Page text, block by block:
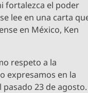
fortalezca el poder
lee en una carta
en México, Ken
respeto a la
expresamos en la
23 de agosto.